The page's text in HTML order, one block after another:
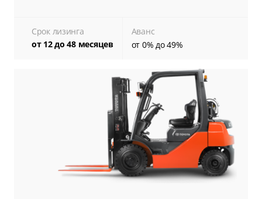
Срок лизинга
от 12 до 48 месяцев
Аванс
от 0% до 49%